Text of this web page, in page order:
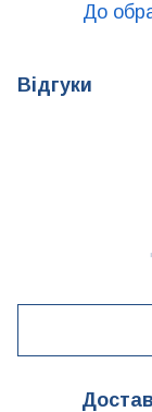
До
Відгуки